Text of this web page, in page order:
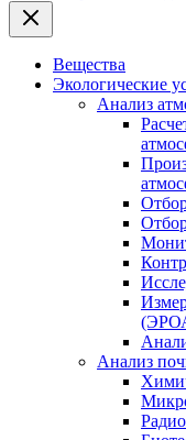
Вещества
Экологические
Анализ
Анализ